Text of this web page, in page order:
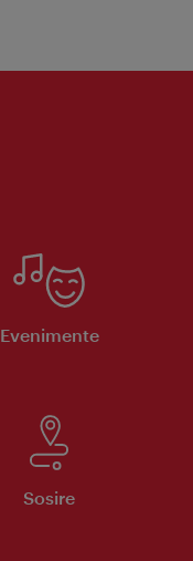
Evenimente
Sosire